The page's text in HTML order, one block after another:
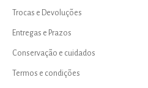
Trocas e Devoluções
Entregas e Prazos
Conservação e cuidados
Termos e condições